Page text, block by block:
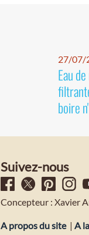
27/07/
Eau
boire
Suivez-nous
Concepteur : Xavier
A propos du site | A